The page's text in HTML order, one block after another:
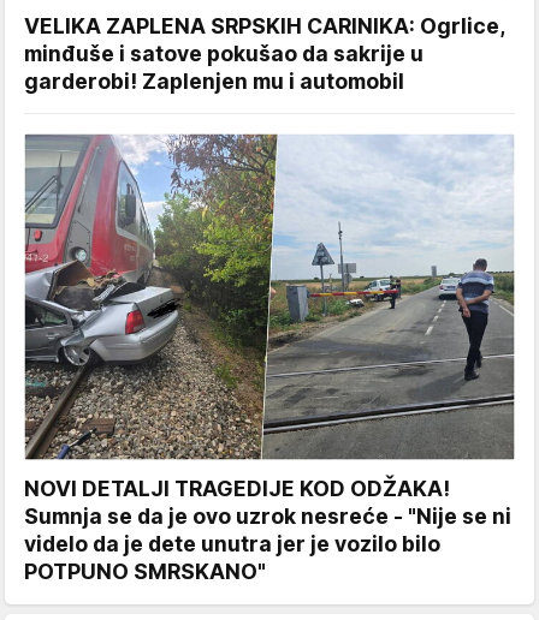
VELIKA ZAPLENA SRPSKIH CARINIKA: Ogrlice,
minđuše i satove pokušao da sakrije u
garderobi! Zaplenjen mu i automobil
NOVI DETALJI TRAGEDIJE KOD ODŽAKA!
Sumnja se da je ovo uzrok nesreće - "Nije se ni
videlo da je dete unutra jer je vozilo bilo
POTPUNO SMRSKANO"